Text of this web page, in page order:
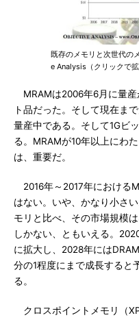
既存のメモリと次世代の
e Analysis（クリックで拡
MRAMは2006年6月に量産
ト品だった。そして現在ま
量産中である。そして1Gビ
る。MRAMが10年以上にわ
は、重要だ。
2016年～2017年における
はない。いや、かなり小さ
モリと比べ、その市場規模
しかない、ともいえる。
に拡大し、2028年には
分の1程度にまで成長すると
る。
クロスポイントメモリ（